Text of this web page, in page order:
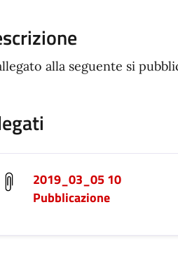
alla seguente si
2019_03_05 10
Pubblicazione